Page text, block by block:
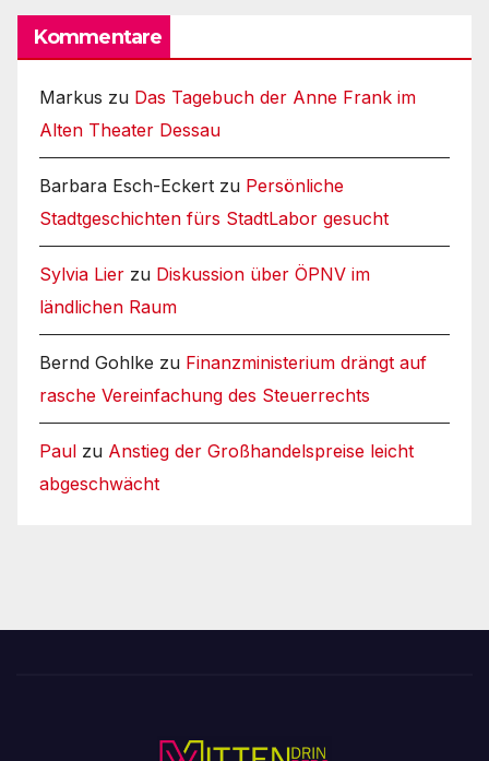
Kommentare
Markus zu Das Tagebuch der Anne Frank im
Alten Theater Dessau
Barbara Esch-Eckert zu Persönliche
Stadtgeschichten fürs StadtLabor gesucht
Sylvia Lier zu Diskussion über ÖPNV im
ländlichen Raum
Bernd Gohlke zu Finanzministerium drängt auf
rasche Vereinfachung des Steuerrechts
Paul zu Anstieg der Großhandelspreise leicht
abgeschwächt